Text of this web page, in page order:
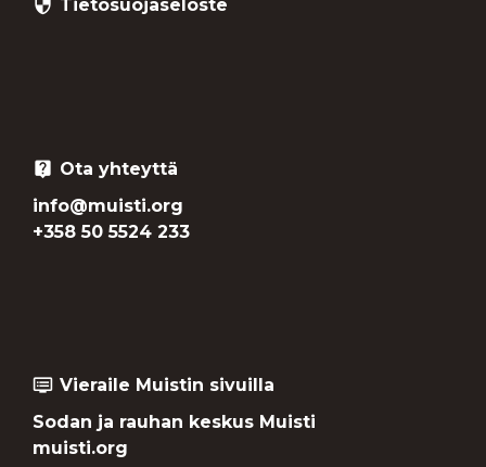
security Tietosuojaseloste
live_help Ota yhteyttä
info@muisti.org
+358 50 5524 233
dvr Vieraile Muistin sivuilla
Sodan ja rauhan keskus Muisti
muisti.org